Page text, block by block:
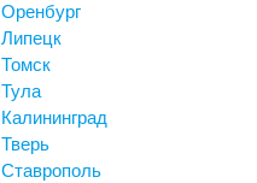
Оренбург
Липецк
Томск
Тула
Калининград
Тверь
Ставрополь